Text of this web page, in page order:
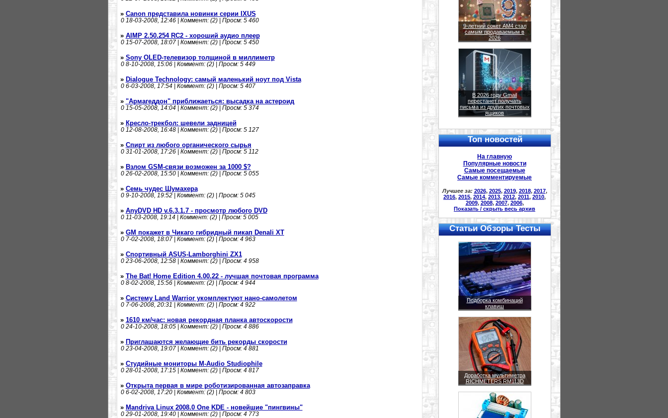
» Canon представила новинки серии IXUS
018-03-2008, 12:46 | Коммент: (2) | Просм: 5 460
» AIMP 2.50.254 RC2 - хороший аудио плеер
015-07-2008, 18:07 | Коммент: (2) | Просм: 5 450
» Sony OLED-телевизор толщиной в миллиметр
08-10-2008, 15:06 | Коммент: (2) | Просм: 5 449
» Dialogue Technology: самый маленький ноут под Vista
06-03-2008, 17:54 | Коммент: (2) | Просм: 5 407
» "Армагеддон" приближаеться: высадка на астероид
015-05-2008, 14:04 | Коммент: (2) | Просм: 5 374
» Кресло-трекбол: шевели задницей
012-08-2008, 16:48 | Коммент: (2) | Просм: 5 127
» Спирт из любого органического сырья
031-01-2008, 17:26 | Коммент: (2) | Просм: 5 112
» Взлом GSM-связи возможен за 1000 $?
026-02-2008, 15:50 | Коммент: (2) | Просм: 5 055
» Семь чудес Шумахера
09-10-2008, 19:52 | Коммент: (2) | Просм: 5 045
» AnyDVD HD v.6.3.1.7 - просмотр любого DVD
011-03-2008, 19:14 | Коммент: (2) | Просм: 5 005
» GM покажет в Чикаго гибридный пикап Denali XT
07-02-2008, 18:07 | Коммент: (2) | Просм: 4 963
» Спортивный ASUS-Lamborghini ZX1
023-06-2008, 12:58 | Коммент: (2) | Просм: 4 958
» The Bat! Home Edition 4.00.22 - лучшая почтовая программа
08-02-2008, 15:56 | Коммент: (2) | Просм: 4 944
» Систему Land Warrior укомплектуют нано-самолетом
07-06-2008, 20:31 | Коммент: (2) | Просм: 4 922
» 1610 км/час: новая рекордная планка автоскорости
024-10-2008, 18:05 | Коммент: (2) | Просм: 4 886
» Приглашаются желающие бить рекорды скорости
023-04-2008, 19:07 | Коммент: (2) | Просм: 4 881
» Студийные мониторы M-Audio Studiophile
028-01-2008, 17:15 | Коммент: (2) | Просм: 4 817
» Открыта первая в мире роботизированная автозаправка
06-02-2008, 17:20 | Коммент: (2) | Просм: 4 803
» Mandriva Linux 2008.0 One KDE - новейшие "пингвины"
029-01-2008, 19:40 | Коммент: (2) | Просм: 4 773
9-летний сокет AM4 стал
самым продаваемым в
2026
В 2026 году Gmail
перестанет получать
письма из других почтовых
ящиков
Топ новостей
На главную
Популярные новости
Самые посещаемые
Самые комментируемые
Лучшее за: 2026, 2025, 2019, 2018, 2017,
2016, 2015, 2014, 2013, 2012, 2011, 2010,
2009, 2008, 2007, 2006,
Показать / скрыть весь архив
Статьи Обзоры Тесты
Подборка комбинаций
клавиш
Доработка мультиметра
RICHMETERS RM113D